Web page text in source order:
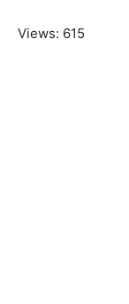
Views: 615